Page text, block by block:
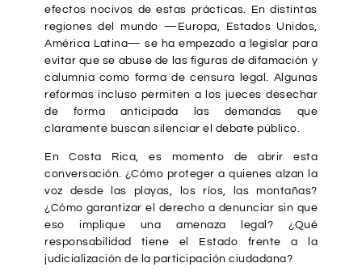
efectos nocivos de estas prácticas. En distintas
regiones del mundo —Europa, Estados Unidos,
América Latina— se ha empezado a legislar para
evitar que se abuse de las figuras de difamación y
calumnia como forma de censura legal. Algunas
reformas incluso permiten a los jueces desechar
de forma anticipada las demandas que
claramente buscan silenciar el debate público.
En Costa Rica, es momento de abrir esta
conversación. ¿Cómo proteger a quienes alzan la
voz desde las playas, los ríos, las montañas?
¿Cómo garantizar el derecho a denunciar sin que
eso implique una amenaza legal? ¿Qué
responsabilidad tiene el Estado frente a la
judicialización de la participación ciudadana?